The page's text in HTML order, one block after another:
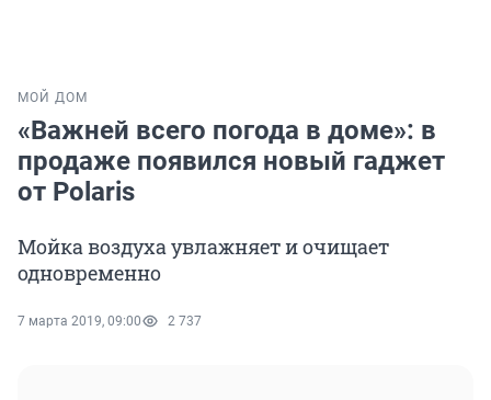
МОЙ ДОМ
«Важней всего погода в доме»: в
продаже появился новый гаджет
от Polaris
Мойка воздуха увлажняет и очищает
одновременно
7 марта 2019, 09:00 2 737